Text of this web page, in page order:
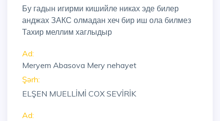
Бу гадын игирми кишийле никах эде билер
анджах ЗАКС олмадан хеч бир иш ола билмез
Тахир меллим хаглыдыр
Ad:
Meryem Abasova Mery nehayet
Şərh:
ELŞEN MUELLİMİ COX SEVİRİK
Ad: